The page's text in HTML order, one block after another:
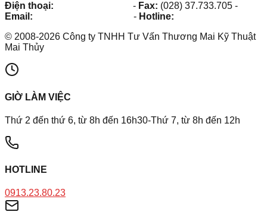
Điện thoại:
- Fax: (028) 37.733.705 -
Email:
- Hotline:
© 2008-2026 Công ty TNHH Tư Vấn Thương Mai Kỹ Thuật
Mai Thủy
GIỜ LÀM VIỆC
Thứ 2 đến thứ 6, từ 8h đến 16h30-Thứ 7, từ 8h đến 12h
HOTLINE
0913.23.80.23